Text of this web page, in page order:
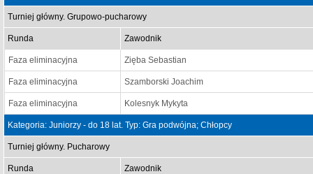
Turniej główny. Grupowo-pucharowy
Runda Zawodnik
Faza eliminacyjna Zięba Sebastian
Faza eliminacyjna Szamborski Joachim
Faza eliminacyjna Kolesnyk Mykyta
Kategoria: Juniorzy - do 18 lat. Typ: Gra podwójna; Chłopcy
Turniej główny. Pucharowy
Runda Zawodnik